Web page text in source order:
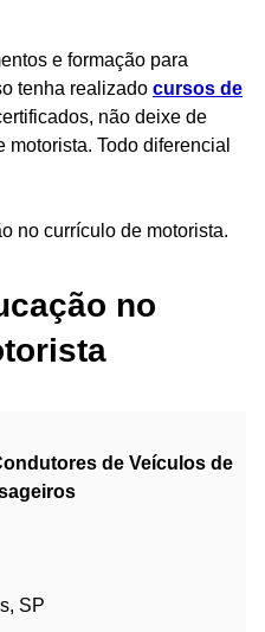
e formação para
tenha realizado cursos de
não deixe de
Todo diferencial
no currículo de motorista.
no
de Veículos de
SP